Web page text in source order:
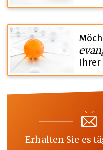
Ihrer
Erhalten Sie es